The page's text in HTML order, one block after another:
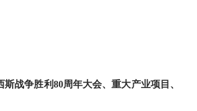
战争胜利80周年大会、重大产业项目、